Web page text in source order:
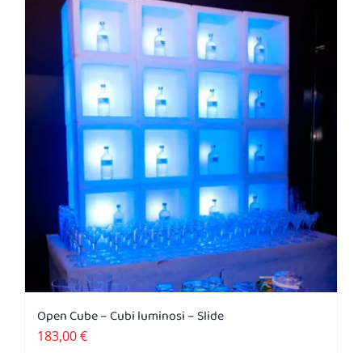
1.037,00 €
più
varianti.
Le
opzioni
possono
essere
scelte
nella
pagina
del
prodotto
Open Cube – Cubi luminosi – Slide
183,00€